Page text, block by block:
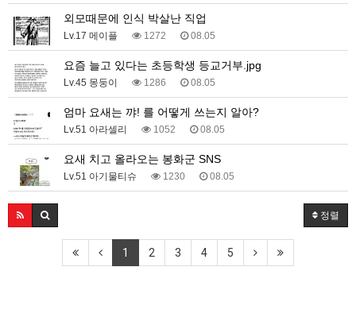
외모때문에 인식 박살난 직업
Lv.17 메이플 1272 08.05
요즘 늘고 있다는 초등학생 등교거부.jpg
Lv.45 몽둥이 1286 08.05
엄마 요새는 꺄! 를 어떻게 쓰는지 알아?
Lv.51 아라셀리 1052 08.05
요새 치고 올라오는 봉화군 SNS
Lv.51 아기물티슈 1230 08.05
정렬
1 2 3 4 5